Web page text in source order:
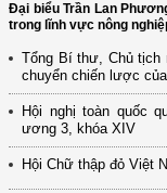
Đại biểu Trần Lan
trong lĩnh vực nông
Tổng Bí thư, Chủ
chuyển chiến lược
Hội nghị toàn quốc
ương 3, khóa XIV
Hội Chữ thập đỏ Việt